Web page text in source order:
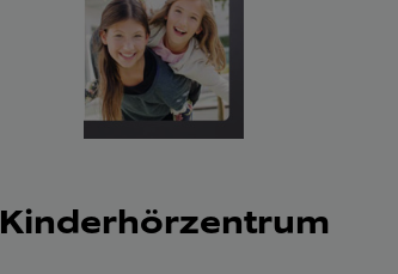
Kinderhörzentrum